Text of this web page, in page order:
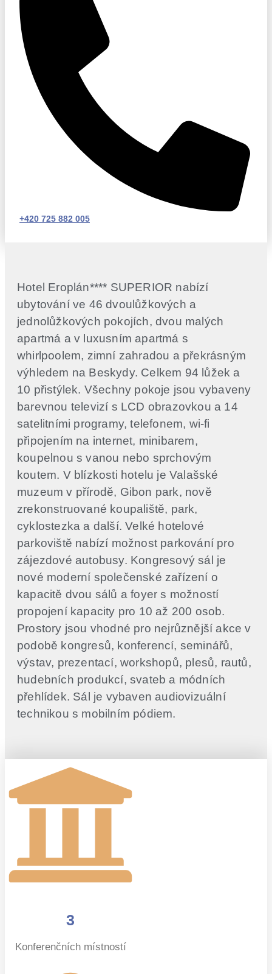
+420 725 882 005
Hotel Eroplán**** SUPERIOR nabízí
ubytování ve 46 dvoulůžkových a
jednolůžkových pokojích, dvou malých
apartmá a v luxusním apartmá s
whirlpoolem, zimní zahradou a překrásným
výhledem na Beskydy. Celkem 94 lůžek a
10 přistýlek. Všechny pokoje jsou vybaveny
barevnou televizí s LCD obrazovkou a 14
satelitními programy, telefonem, wi-fi
připojením na internet, minibarem,
koupelnou s vanou nebo sprchovým
koutem. V blízkosti hotelu je Valašské
muzeum v přírodě, Gibon park, nově
zrekonstruované koupaliště, park,
cyklostezka a další. Velké hotelové
parkoviště nabízí možnost parkování pro
zájezdové autobusy. Kongresový sál je
nové moderní společenské zařízení o
kapacitě dvou sálů a foyer s možností
propojení kapacity pro 10 až 200 osob.
Prostory jsou vhodné pro nejrůznější akce v
podobě kongresů, konferencí, seminářů,
výstav, prezentací, workshopů, plesů, rautů,
hudebních produkcí, svateb a módních
přehlídek. Sál je vybaven audiovizuální
technikou s mobilním pódiem.
3
Konferenčních místností